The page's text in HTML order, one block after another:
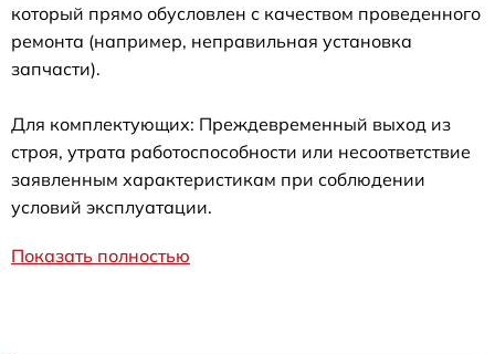
который прямо обусловлен с качеством проведенного
ремонта (например, неправильная установка
запчасти).
Для комплектующих: Преждевременный выход из
строя, утрата работоспособности или несоответствие
заявленным характеристикам при соблюдении
условий эксплуатации.
Показать полностью